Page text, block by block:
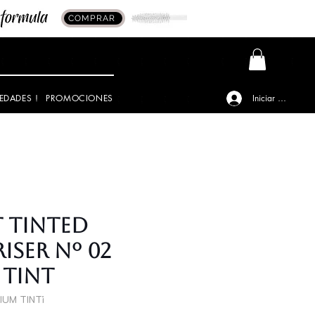
COMPRAR
! PROMOCIONES Iniciar sesión
TINTED
Nº 02
TINTi